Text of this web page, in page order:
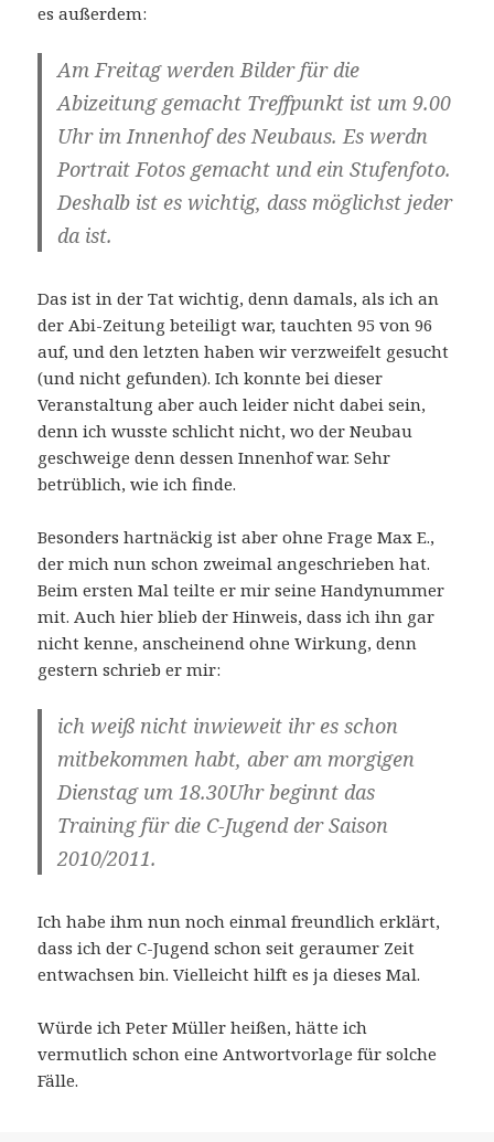
es außerdem:
Am Freitag werden Bilder für die
Abizeitung gemacht Treffpunkt ist um 9.00
Uhr im Innenhof des Neubaus. Es werdn
Portrait Fotos gemacht und ein Stufenfoto.
Deshalb ist es wichtig, dass möglichst jeder
da ist.
Das ist in der Tat wichtig, denn damals, als ich an
der Abi-Zeitung beteiligt war, tauchten 95 von 96
auf, und den letzten haben wir verzweifelt gesucht
(und nicht gefunden). Ich konnte bei dieser
Veranstaltung aber auch leider nicht dabei sein,
denn ich wusste schlicht nicht, wo der Neubau
geschweige denn dessen Innenhof war. Sehr
betrüblich, wie ich finde.
Besonders hartnäckig ist aber ohne Frage Max E.,
der mich nun schon zweimal angeschrieben hat.
Beim ersten Mal teilte er mir seine Handynummer
mit. Auch hier blieb der Hinweis, dass ich ihn gar
nicht kenne, anscheinend ohne Wirkung, denn
gestern schrieb er mir:
ich weiß nicht inwieweit ihr es schon
mitbekommen habt, aber am morgigen
Dienstag um 18.30Uhr beginnt das
Training für die C-Jugend der Saison
2010/2011.
Ich habe ihm nun noch einmal freundlich erklärt,
dass ich der C-Jugend schon seit geraumer Zeit
entwachsen bin. Vielleicht hilft es ja dieses Mal.
Würde ich Peter Müller heißen, hätte ich
vermutlich schon eine Antwortvorlage für solche
Fälle.